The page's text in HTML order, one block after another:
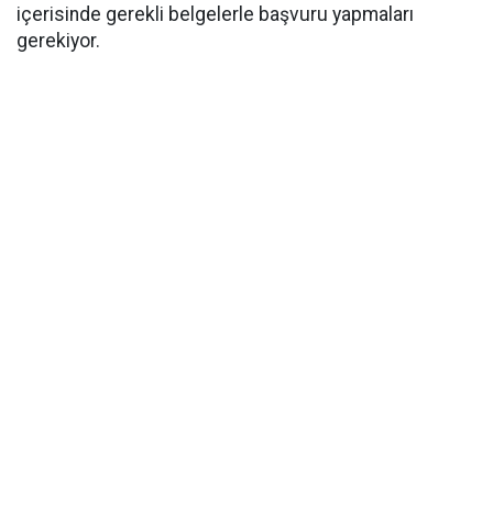
içerisinde gerekli belgelerle başvuru yapmaları
gerekiyor.